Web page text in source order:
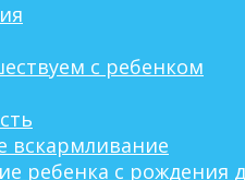
с ребенком
вскармливание
ребенка с рождения